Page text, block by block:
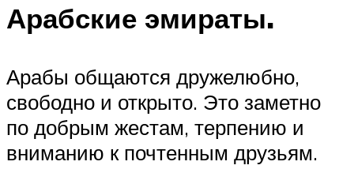
Арабские эмираты.
Арабы общаются дружелюбно,
свободно и открыто. Это заметно
по добрым жестам, терпению и
вниманию к почтенным друзьям.